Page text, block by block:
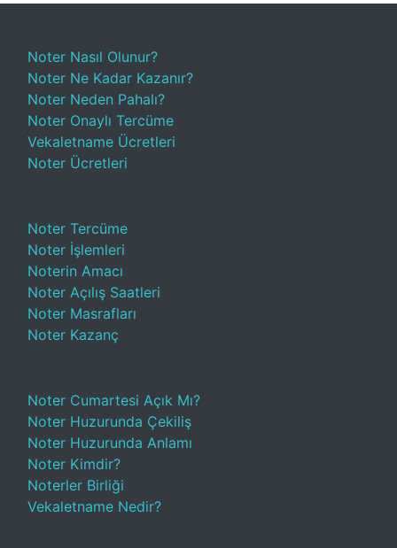
Noter Nasıl Olunur?
Noter Ne Kadar Kazanır?
Noter Neden Pahalı?
Noter Onaylı Tercüme
Vekaletname Ücretleri
Noter Ücretleri
Noter Tercüme
Noter İşlemleri
Noterin Amacı
Noter Açılış Saatleri
Noter Masrafları
Noter Kazanç
Noter Cumartesi Açık Mı?
Noter Huzurunda Çekiliş
Noter Huzurunda Anlamı
Noter Kimdir?
Noterler Birliği
Vekaletname Nedir?